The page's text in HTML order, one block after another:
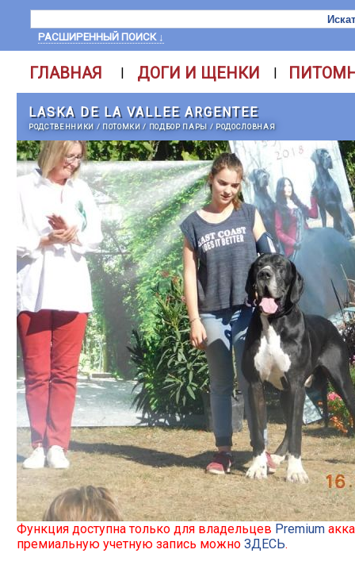
РАСШИРЕННЫЙ ПОИСК ↓
ГЛАВНАЯ | ДОГИ И ЩЕНКИ |
LASKA DE LA VALLEE ARGENTEE
РОДСТВЕННИКИ / ПОТОМКИ/ ПОДБОР ПАРЫ / РОДОСЛОВНАЯ
Функция доступна только для владельцев Premium
премиальную учетную запись можно ЗДЕСЬ.